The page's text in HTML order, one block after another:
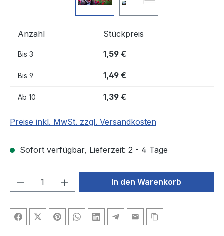
Anzahl Stückpreis
Bis 3 1,59 €
Bis 9 1,49 €
Ab 10 1,39 €
Preise inkl. MwSt. zzgl. Versandkosten
Sofort verfügbar, Lieferzeit: 2 - 4 Tage
Produkt Anzahl: Gib denIn den Warenkorb